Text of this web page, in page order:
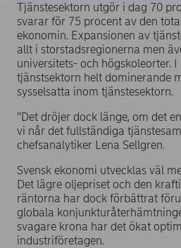
Tjänstesektorn utgör i dag 70
svarar för 75 procent av den
ekonomin. Expansionen av
allt i storstadsregionerna men
universitets- och högskoleorter.
tjänstsektorn helt dominerande
sysselsatta inom tjänstesektorn.
”Det dröjer dock länge, om det
vi når det fullständiga
chefsanalytiker Lena Sellgren.
Svensk ekonomi utvecklas väl
Det lägre oljepriset och den
räntorna har dock förbättrat
globala
svagare krona har det ökat
industriföretagen.